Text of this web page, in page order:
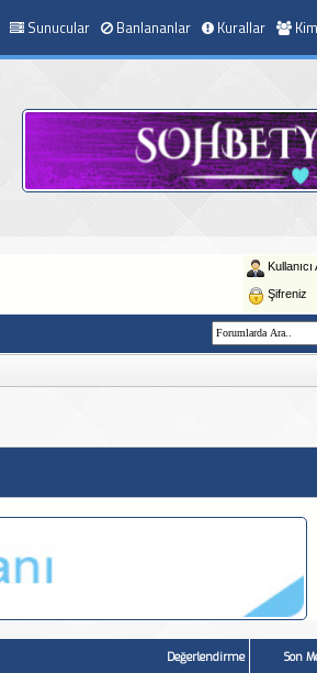
Sunucular Banlananlar Kurallar
Kullanıcı
Şifreniz
Değerlendirme Son